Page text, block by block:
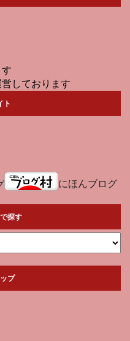
しております
ト
にほんブログ
探す
プ